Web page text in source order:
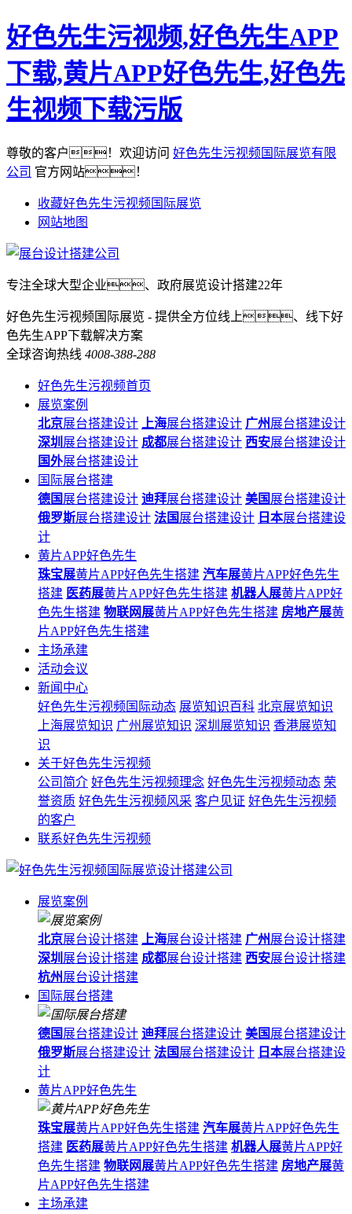
好色先生污视频,好色先生APP
下载,黄片APP好色先生,好色先
生视频下载污版
尊敬的客户！欢迎访问 好色先生污视频国际展览有限
公司 官方网站！
收藏好色先生污视频国际展览
网站地图
专注全球大型企业、政府展览设计搭建22年
好色先生污视频国际展览 - 提供全方位线上、线下好
色先生APP下载解决方案
全球咨询热线 4008-388-288
好色先生污视频首页
展览案例
北京展台搭建设计 上海展台搭建设计 广州展台搭建设计
深圳 展台搭建设计 成都展台搭建设计 西安展台搭建设计
国外展台搭建设计
国际展台搭建
德国 展台搭建设计 迪拜展台搭建设计 美国 展台搭建设计
俄罗斯展台搭建设计 法国 展台搭建设计 日本展台搭建设
计
黄片APP好色先生
珠宝展黄片APP好色先生搭建 汽车展黄片APP好色先生
搭建 医药展黄片APP好色先生搭建 机器人展黄片APP好
色先生搭建 物联网展黄片APP好色先生搭建 房地产展黄
片APP好色先生搭建
主场承建
活动会议
新闻中心
好色先生污视频国际动态 展览知识百科 北京展览知识
上海展览知识 广州展览知识 深圳展览知识 香港展览知
识
关于好色先生污视频
公司简介 好色先生污视频理念 好色先生污视频动态 荣
誉资质 好色先生污视频风采 客户见证 好色先生污视频
的客户
联系好色先生污视频
展览案例
北京展台设计搭建 上海展台设计搭建 广州展台设计搭建
深圳 展台设计搭建 成都展台设计搭建 西安展台设计搭建
杭州展台设计搭建
国际展台搭建
德国 展台搭建设计 迪拜展台搭建设计 美国 展台搭建设计
俄罗斯展台搭建设计 法国 展台搭建设计 日本展台搭建设
计
黄片APP好色先生
珠宝展黄片APP好色先生搭建 汽车展黄片APP好色先生
搭建 医药展黄片APP好色先生搭建 机器人展黄片APP好
色先生搭建 物联网展黄片APP好色先生搭建 房地产展黄
片APP好色先生搭建
主场承建